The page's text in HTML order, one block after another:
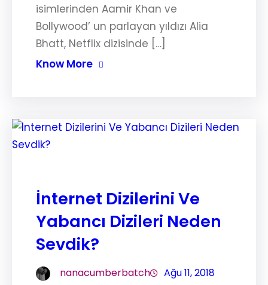
isimlerinden Aamir Khan ve
Bollywood’ un parlayan yıldızı Alia
Bhatt, Netflix dizisinde […]
Know More
İnternet Dizilerini Ve
Yabancı Dizileri Neden
Sevdik?
nanacumberbatch Ağu 11, 2018